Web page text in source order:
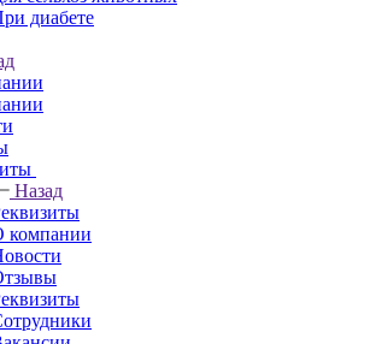
диабете
Назад
компании